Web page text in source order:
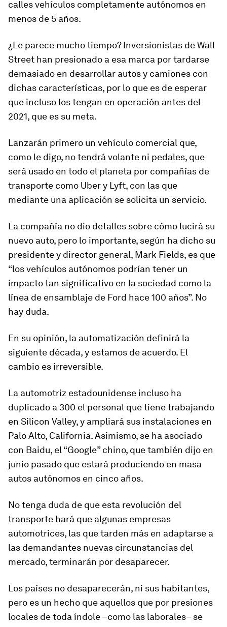
calles vehículos completamente autónomos en
menos de 5 años.
¿Le parece mucho tiempo? Inversionistas de Wall
Street han presionado a esa marca por tardarse
demasiado en desarrollar autos y camiones con
dichas características, por lo que es de esperar
que incluso los tengan en operación antes del
2021, que es su meta.
Lanzarán primero un vehículo comercial que,
como le digo, no tendrá volante ni pedales, que
será usado en todo el planeta por compañías de
transporte como Uber y Lyft, con las que
mediante una aplicación se solicita un servicio.
La compañía no dio detalles sobre cómo lucirá su
nuevo auto, pero lo importante, según ha dicho su
presidente y director general, Mark Fields, es que
“los vehículos autónomos podrían tener un
impacto tan significativo en la sociedad como la
línea de ensamblaje de Ford hace 100 años”. No
hay duda.
En su opinión, la automatización definirá la
siguiente década, y estamos de acuerdo. El
cambio es irreversible.
La automotriz estadounidense incluso ha
duplicado a 300 el personal que tiene trabajando
en Silicon Valley, y ampliará sus instalaciones en
Palo Alto, California. Asimismo, se ha asociado
con Baidu, el “Google” chino, que también dijo en
junio pasado que estará produciendo en masa
autos autónomos en cinco años.
No tenga duda de que esta revolución del
transporte hará que algunas empresas
automotrices, las que tarden más en adaptarse a
las demandantes nuevas circunstancias del
mercado, terminarán por desaparecer.
Los países no desaparecerán, ni sus habitantes,
pero es un hecho que aquellos que por presiones
locales de toda índole –como las laborales– se